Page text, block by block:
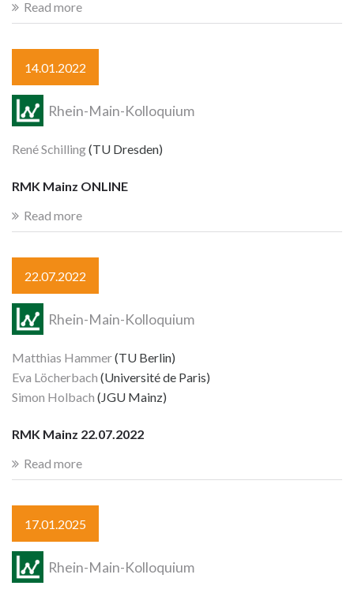
Read more
14.01.2022
Rhein-Main-Kolloquium
René Schilling(TU Dresden)
RMK Mainz ONLINE
Read more
22.07.2022
Rhein-Main-Kolloquium
Matthias Hammer(TU Berlin)
Eva Löcherbach (Université de Paris)
Simon Holbach (JGU Mainz)
RMK Mainz 22.07.2022
Read more
17.01.2025
Rhein-Main-Kolloquium